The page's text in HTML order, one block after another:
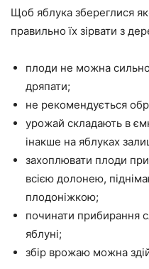
Щоб яблука збереглися
правильно їх зірвати з
плоди не можна
дряпати;
не рекомендується
урожай складають в
інакше на яблуках
захоплювати плоди
всією долонею,
плодоніжкою;
починати прибирання
яблуні;
збір врожаю можна